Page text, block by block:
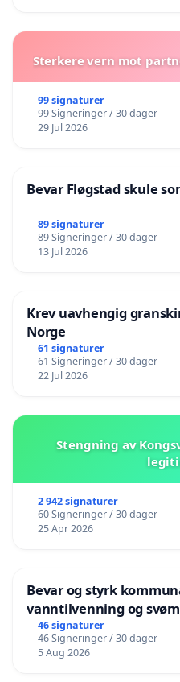
Sterkere vern mot
99 signaturer
99 Signeringer / 30 dager
29 Jul 2026
Bevar Fløgstad skule
89 signaturer
89 Signeringer / 30 dager
13 Jul 2026
Krev uavhengig
Norge
61 signaturer
61 Signeringer / 30 dager
22 Jul 2026
Stengning av
2 942 signaturer
60 Signeringer / 30 dager
25 Apr 2026
Bevar og styrk
vanntilvenning og
barnehagene i
46 signaturer
46 Signeringer / 30 dager
5 Aug 2026